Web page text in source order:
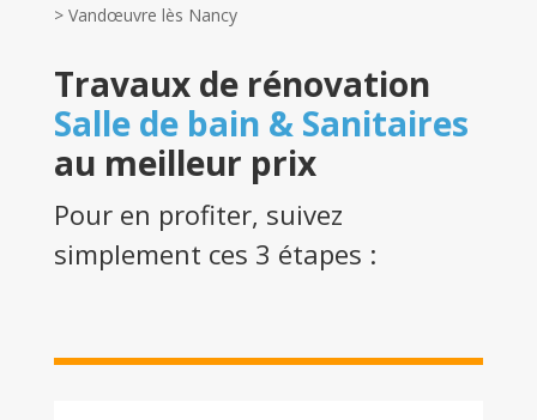
> Vandœuvre lès Nancy
Travaux de rénovation
Salle de bain & Sanitaires
au meilleur prix
Pour en profiter, suivez
simplement ces 3 étapes :